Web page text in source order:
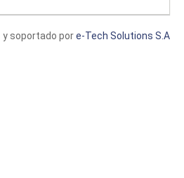
y soportado pore-Tech Solutions S.A